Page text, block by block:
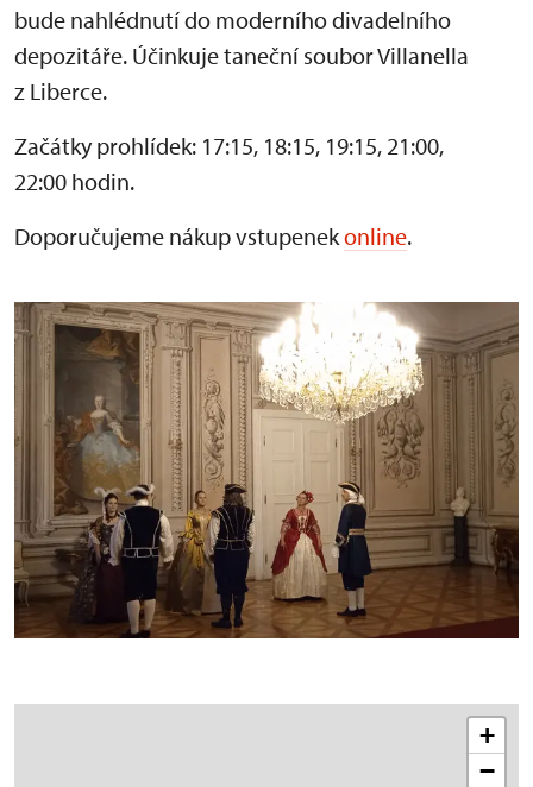
bude nahlédnutí do moderního divadelního
depozitáře. Účinkuje taneční soubor Villanella
z Liberce.
Začátky prohlídek: 17:15, 18:15, 19:15, 21:00,
22:00 hodin.
Doporučujeme nákup vstupenekonline.
+
−